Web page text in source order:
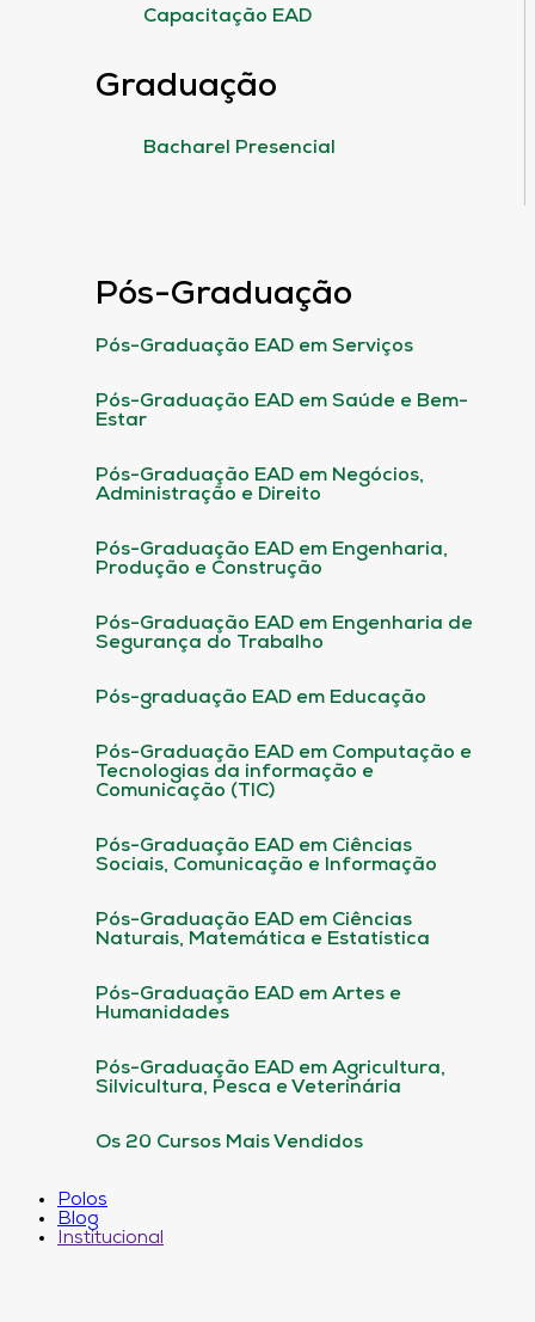
Capacitação EAD
Graduação
Bacharel Presencial
Pós-Graduação
Pós-Graduação EAD em Serviços
Pós-Graduação EAD em Saúde e Bem-
Estar
Pós-Graduação EAD em Negócios,
Administração e Direito
Pós-Graduação EAD em Engenharia,
Produção e Construção
Pós-Graduação EAD em Engenharia de
Segurança do Trabalho
Pós-graduação EAD em Educação
Pós-Graduação EAD em Computação e
Tecnologias da informação e
Comunicação (TIC)
Pós-Graduação EAD em Ciências
Sociais, Comunicação e Informação
Pós-Graduação EAD em Ciências
Naturais, Matemática e Estatística
Pós-Graduação EAD em Artes e
Humanidades
Pós-Graduação EAD em Agricultura,
Silvicultura, Pesca e Veterinária
Os 20 Cursos Mais Vendidos
Polos
Blog
Institucional